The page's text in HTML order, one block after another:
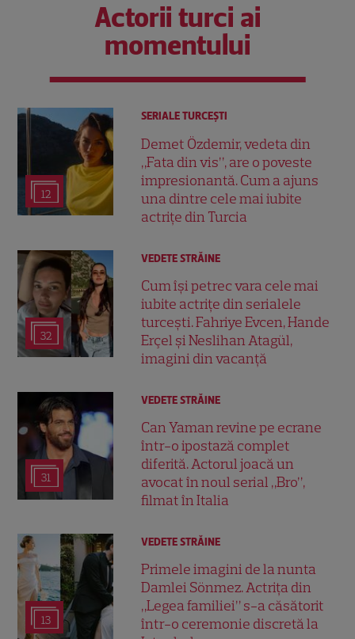
Actorii turci ai
momentului
12
SERIALE TURCEŞTI
Demet Özdemir, vedeta din
„Fata din vis”, are o poveste
impresionantă. Cum a ajuns
una dintre cele mai iubite
actrițe din Turcia
32
VEDETE STRĂINE
Cum își petrec vara cele mai
iubite actrițe din serialele
turcești. Fahriye Evcen, Hande
Erçel și Neslihan Atagül,
imagini din vacanță
31
VEDETE STRĂINE
Can Yaman revine pe ecrane
într-o ipostază complet
diferită. Actorul joacă un
avocat în noul serial „Bro”,
filmat în Italia
13
VEDETE STRĂINE
Primele imagini de la nunta
Damlei Sönmez. Actrița din
„Legea familiei” s-a căsătorit
într-o ceremonie discretă la